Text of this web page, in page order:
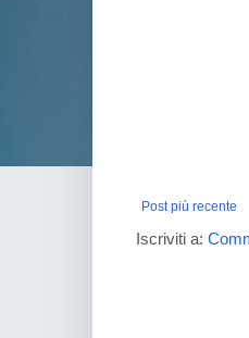
Post più recente
Iscriviti a: